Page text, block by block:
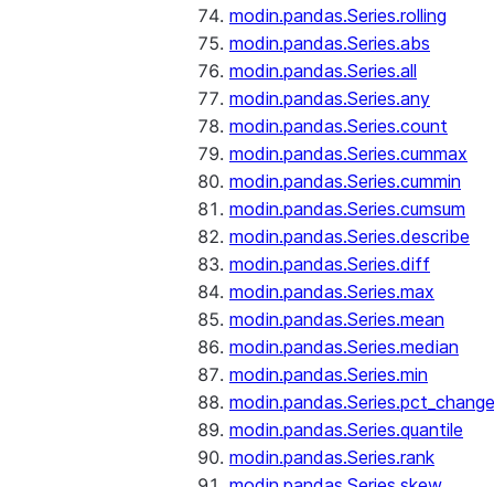
modin.pandas.Series.rolling
modin.pandas.Series.abs
modin.pandas.Series.all
modin.pandas.Series.any
modin.pandas.Series.count
modin.pandas.Series.cummax
modin.pandas.Series.cummin
modin.pandas.Series.cumsum
modin.pandas.Series.describe
modin.pandas.Series.diff
modin.pandas.Series.max
modin.pandas.Series.mean
modin.pandas.Series.median
modin.pandas.Series.min
modin.pandas.Series.pct_change
modin.pandas.Series.quantile
modin.pandas.Series.rank